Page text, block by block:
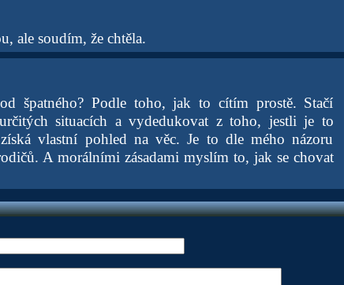
ale soudím, že chtěla.
špatného? Podle toho, jak to cítím prostě. Stačí
situacích a vydedukovat z toho, jestli je to
vlastní pohled na věc. Je to dle mého názoru
A morálními zásadami myslím to, jak se chovat